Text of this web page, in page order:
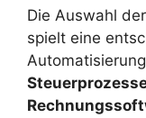
Die Auswahl
spielt eine